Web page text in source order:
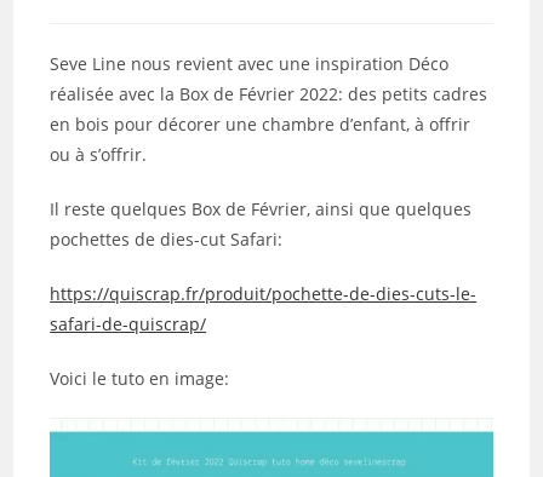
publication :
Seve Line nous revient avec une inspiration Déco
réalisée avec la Box de Février 2022: des petits cadres
en bois pour décorer une chambre d’enfant, à offrir
ou à s’offrir.
Il reste quelques Box de Février, ainsi que quelques
pochettes de dies-cut Safari:
https://quiscrap.fr/produit/pochette-de-dies-cuts-le-
safari-de-quiscrap/
Voici le tuto en image: